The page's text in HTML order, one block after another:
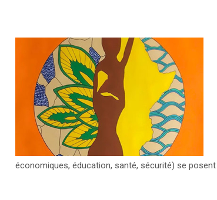
économiques, éducation, santé, sécurité) se posent